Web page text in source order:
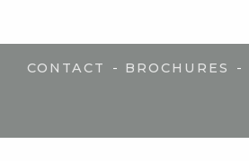
CONTACT - BROCHURES -